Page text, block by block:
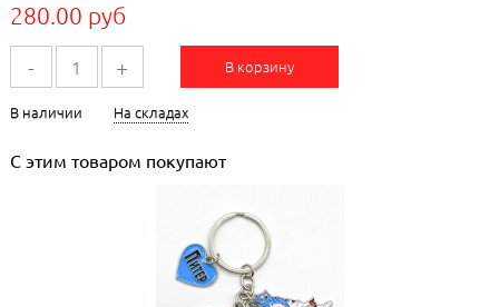
280.00 руб
- + В корзину
В наличии На складах
С этим товаром покупают